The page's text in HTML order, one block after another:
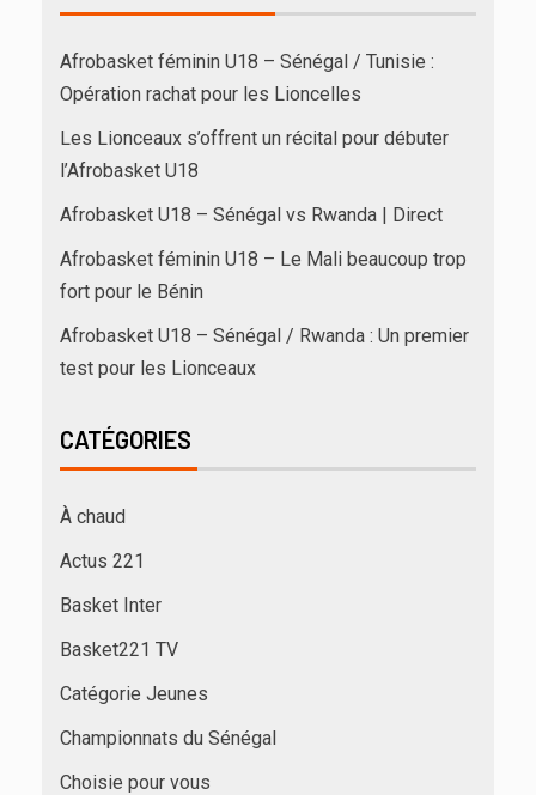
Afrobasket féminin U18 – Sénégal / Tunisie :
Opération rachat pour les Lioncelles
Les Lionceaux s’offrent un récital pour débuter
l’Afrobasket U18
Afrobasket U18 – Sénégal vs Rwanda | Direct
Afrobasket féminin U18 – Le Mali beaucoup trop
fort pour le Bénin
Afrobasket U18 – Sénégal / Rwanda : Un premier
test pour les Lionceaux
CATÉGORIES
À chaud
Actus 221
Basket Inter
Basket221 TV
Catégorie Jeunes
Championnats du Sénégal
Choisie pour vous